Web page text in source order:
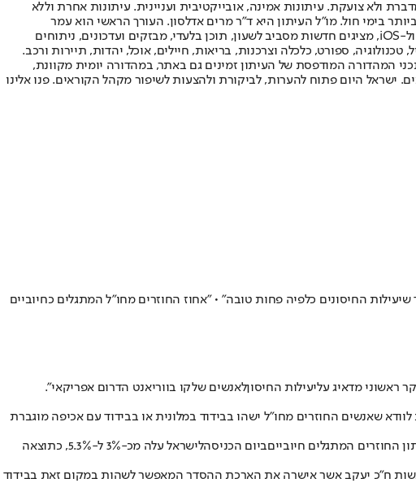
ולא צועקת. עיתונות אמינה, אובייקטיבית ועניינית. עיתונות אחרת וללא
בעל שיעור החשיפה הגבוה ביותר בימי חול. מו"ל העיתון היא ד"ר מרים אדלסון. העורך הראשי הוא עמר
לחמנוביץ, והעורך המייסד הוא עמוס רגב. אתרי האינטרנט של "ישראל היום" בעברית ובאנגלית, כמו כן היישומונים (אפליקציות) לאנדרואיד ול-iOS, מציגים חדשות מסביב לשעון, תוכן בלעדי, מבזקים ועדכונים, ניתוחים
ספורט, כלכלה וצרכנות, בריאות, חיילים, אוכל, יהדות, תיירות ורכב.
המהדורה המודפסת של העיתון זמינים גם באתר, במהדורה יומית מקוונת,
ישראל היום פתוח להערות, לביקורת ולהצעות לשיפור מקהל הקוראים. פנו אלינו
החיסונים כלפיה פחות טובה" • "אחוז החוזרים מחו"ל המתגלים כחיוביים
ראשוני מדאיג עליעילות החיסוןלאנשים שלקו בווריאנט הדרום אפריקאי".
שאנשים החוזרים מחו"ל ישהו בבידוד במלונית או בבידוד עם אכיפה מוגברת
ביום הכניסה
לישראל עלה מכ-3% ל-5.3%, כתוצאה
על בידוד במלוניות לשבים מחו"ל עד ל-18 לינואר. עוד אישרה הוועדה בראשות ח"כ יעקב אשר אישרה את הארכת ההסדר המאפשר לשהות במקום זאת בבידוד